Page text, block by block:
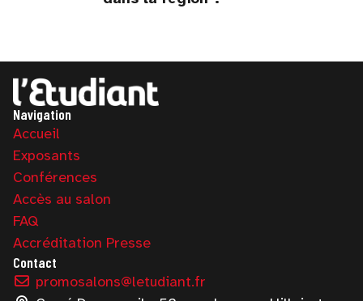
Navigation
Accueil
Exposants
Conférences
Accès au salon
FAQ
Accréditation Presse
Contact
promosalons@letudiant.fr